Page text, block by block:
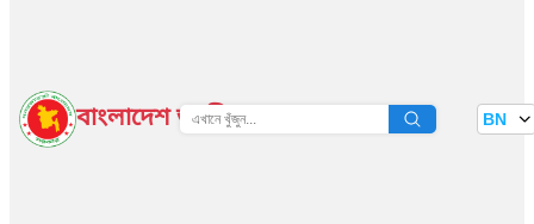
বাংলাদেশ জাতীয় তথ্য বাতায়ন BN